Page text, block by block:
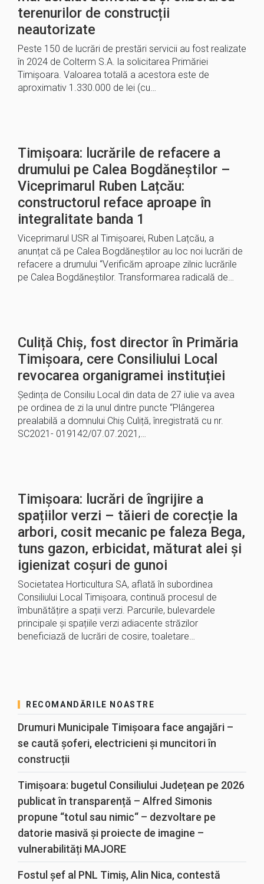
terenurilor de construcții
neautorizate
Peste 150 de lucrări de prestări servicii au fost realizate
în 2024 de Colterm S.A. la solicitarea Primăriei
Timișoara. Valoarea totală a acestora este de
aproximativ 1.330.000 de lei (cu…
Timișoara: lucrările de refacere a
drumului pe Calea Bogdăneștilor –
Viceprimarul Ruben Lațcău:
constructorul reface aproape în
integralitate banda 1
Viceprimarul USR al Timișoarei, Ruben Lațcău, a
anunțat că pe Calea Bogdăneștilor au loc noi lucrări de
refacere a drumului “Verificăm aproape zilnic lucrările
pe Calea Bogdăneștilor. Transformarea radicală de…
Culiță Chiș, fost director în Primăria
Timișoara, cere Consiliului Local
revocarea organigramei instituției
Ședința de Consiliu Local din data de 27 iulie va avea
pe ordinea de zi la unul dintre puncte “Plângerea
prealabilă a domnului Chiș Culiță, înregistrată cu nr.
SC2021- 019142/07.07.2021,…
Timișoara: lucrări de îngrijire a
spațiilor verzi – tăieri de corecție la
arbori, cosit mecanic pe faleza Bega,
tuns gazon, erbicidat, măturat alei și
igienizat coșuri de gunoi
Societatea Horticultura SA, aflată în subordinea
Consiliului Local Timișoara, continuă procesul de
îmbunătățire a spații verzi. Parcurile, bulevardele
principale și spațiile verzi adiacente străzilor
beneficiază de lucrări de cosire, toaletare…
RECOMANDĂRILE NOASTRE
Drumuri Municipale Timișoara face angajări –
se caută șoferi, electricieni și muncitori în
construcții
Timișoara: bugetul Consiliului Județean pe 2026
publicat în transparență – Alfred Simonis
propune “totul sau nimic“ – dezvoltare pe
datorie masivă și proiecte de imagine –
vulnerabilități MAJORE
Fostul șef al PNL Timiș, Alin Nica, contestă